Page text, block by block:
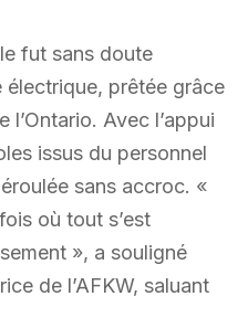
fut sans doute
prêtée grâce
l’Ontario. Avec l’appui
issus du personnel
sans accroc. «
où tout s’est
», a souligné
de l’AFKW, saluant